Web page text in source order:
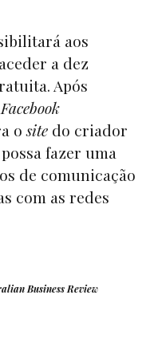
aos
a dez
Após
Facebook
osite do criador
fazer uma
de comunicação
com as redes
Business Review